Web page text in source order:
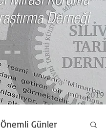
Önemli Günler